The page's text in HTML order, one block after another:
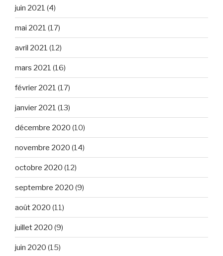
juin 2021 (4)
mai 2021 (17)
avril 2021 (12)
mars 2021 (16)
février 2021 (17)
janvier 2021 (13)
décembre 2020 (10)
novembre 2020 (14)
octobre 2020 (12)
septembre 2020 (9)
août 2020 (11)
juillet 2020 (9)
juin 2020 (15)